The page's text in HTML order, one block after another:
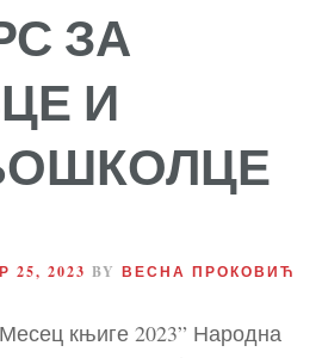
ЗА
И
25, 2023 BY ВЕСНА ПРОКОВИЋ
књиге 2023” Народна